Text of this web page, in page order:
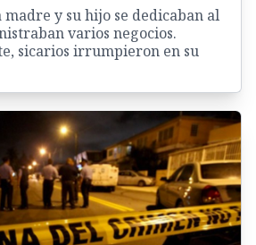
madre y su hijo se dedicaban al
varios negocios.
sicarios irrumpieron en su